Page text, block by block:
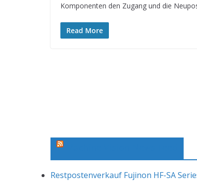
Komponenten den Zugang und die
Read More
Restpostenverkauf Fujinon HF-SA